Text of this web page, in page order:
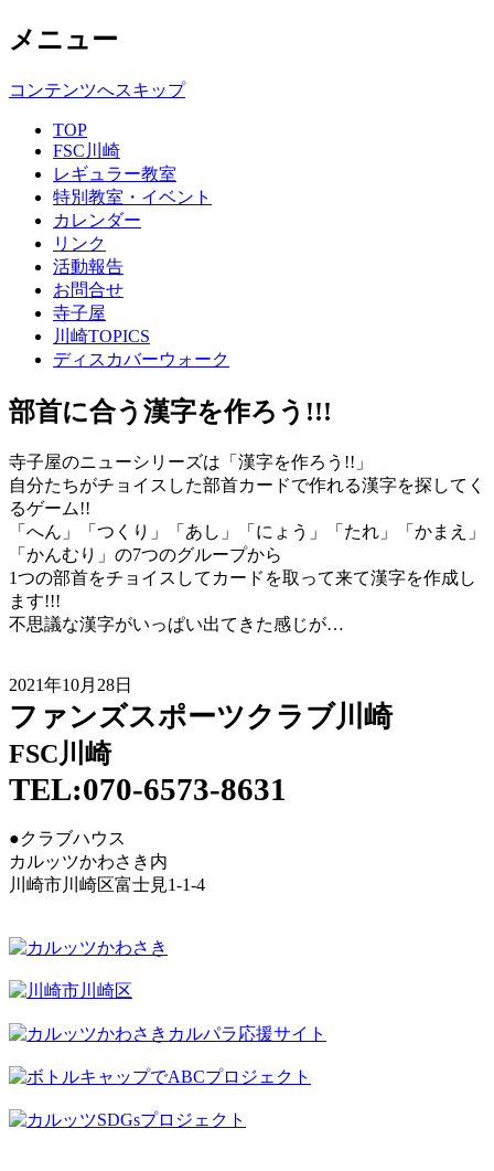
メニュー
コンテンツへスキップ
TOP
FSC川崎
レギュラー教室
特別教室・イベント
カレンダー
リンク
活動報告
お問合せ
寺子屋
川崎TOPICS
ディスカバーウォーク
部首に合う漢字を作ろう!!!
寺子屋のニューシリーズは「漢字を作ろう!!」
自分たちがチョイスした部首カードで作れる漢字を探してく
るゲーム!!
「へん」「つくり」「あし」「にょう」「たれ」「かまえ」
「かんむり」の7つのグループから
1つの部首をチョイスしてカードを取って来て漢字を作成し
ます!!!
不思議な漢字がいっぱい出てきた感じが…
2021年10月28日
ファンズスポーツクラブ川崎
FSC川崎
TEL:070-6573-8631
●クラブハウス
カルッツかわさき内
川崎市川崎区富士見1-1-4